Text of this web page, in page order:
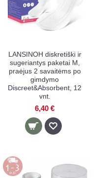
LANSINOH diskretiški ir
sugeriantys paketai M,
praėjus 2 savaitėms po
gimdymo
Discreet&Absorbent, 12
vnt.
6,40 €